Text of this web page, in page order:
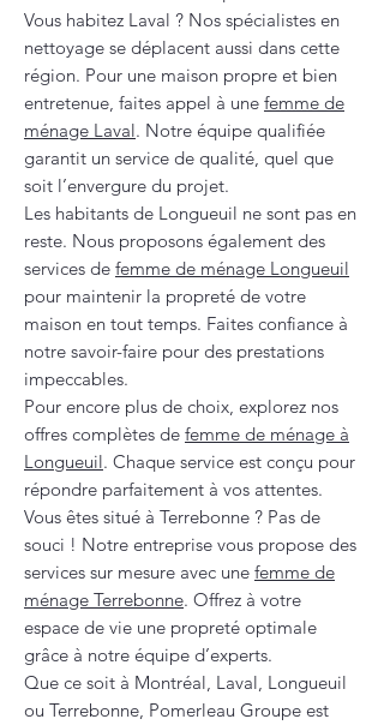
Vous habitez Laval ? Nos spécialistes en
nettoyage se déplacent aussi dans cette
région. Pour une maison propre et bien
entretenue, faites appel à une femme de
ménage Laval. Notre équipe qualifiée
garantit un service de qualité, quel que
soit l’envergure du projet.
Les habitants de Longueuil ne sont pas en
reste. Nous proposons également des
services de femme de ménage Longueuil
pour maintenir la propreté de votre
maison en tout temps. Faites confiance à
notre savoir-faire pour des prestations
impeccables.
Pour encore plus de choix, explorez nos
offres complètes de femme de ménage à
Longueuil. Chaque service est conçu pour
répondre parfaitement à vos attentes.
Vous êtes situé à Terrebonne ? Pas de
souci ! Notre entreprise vous propose des
services sur mesure avec une femme de
ménage Terrebonne. Offrez à votre
espace de vie une propreté optimale
grâce à notre équipe d’experts.
Que ce soit à Montréal, Laval, Longueuil
ou Terrebonne, Pomerleau Groupe est